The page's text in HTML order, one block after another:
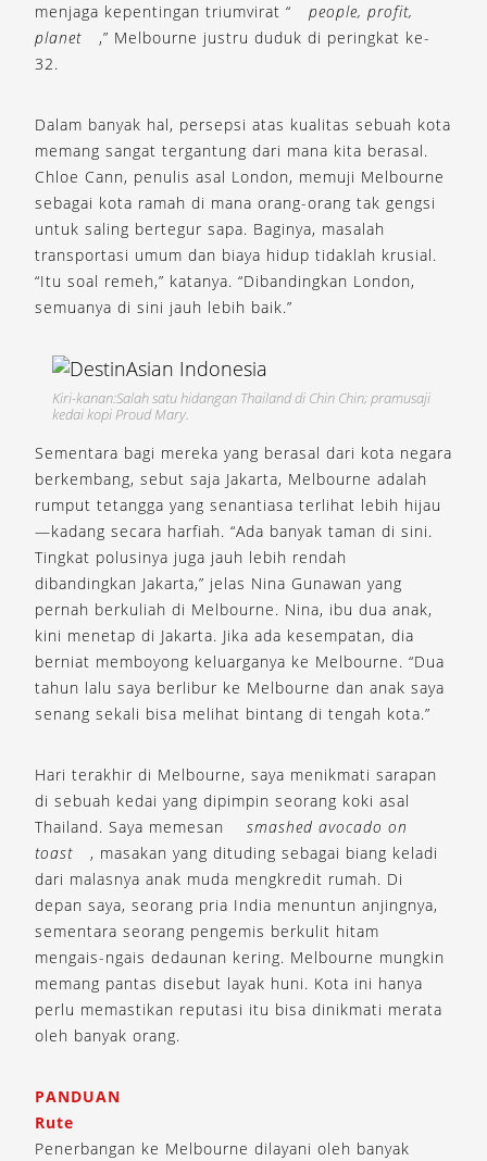
menjaga kepentingan triumvirat “
people, profit,
planet
,” Melbourne justru duduk di peringkat ke-
32.
Dalam banyak hal, persepsi atas kualitas sebuah kota
memang sangat tergantung dari mana kita berasal.
Chloe Cann, penulis asal London, memuji Melbourne
sebagai kota ramah di mana orang-orang tak gengsi
untuk saling bertegur sapa. Baginya, masalah
transportasi umum dan biaya hidup tidaklah krusial.
“Itu soal remeh,” katanya. “Dibandingkan London,
semuanya di sini jauh lebih baik.”
Kiri-kanan:Salah satu hidangan Thailand di Chin Chin; pramusaji
kedai kopi Proud Mary.
Sementara bagi mereka yang berasal dari kota negara
berkembang, sebut saja Jakarta, Melbourne adalah
rumput tetangga yang senantiasa terlihat lebih hijau
—kadang secara harfiah. “Ada banyak taman di sini.
Tingkat polusinya juga jauh lebih rendah
dibandingkan Jakarta,” jelas Nina Gunawan yang
pernah berkuliah di Melbourne. Nina, ibu dua anak,
kini menetap di Jakarta. Jika ada kesempatan, dia
berniat memboyong keluarganya ke Melbourne. “Dua
tahun lalu saya berlibur ke Melbourne dan anak saya
senang sekali bisa melihat bintang di tengah kota.”
Hari terakhir di Melbourne, saya menikmati sarapan
di sebuah kedai yang dipimpin seorang koki asal
Thailand. Saya memesan
smashed avocado on
toast
, masakan yang dituding sebagai biang keladi
dari malasnya anak muda mengkredit rumah. Di
depan saya, seorang pria India menuntun anjingnya,
sementara seorang pengemis berkulit hitam
mengais-ngais dedaunan kering. Melbourne mungkin
memang pantas disebut layak huni. Kota ini hanya
perlu memastikan reputasi itu bisa dinikmati merata
oleh banyak orang.
PANDUAN
Rute
Penerbangan ke Melbourne dilayani oleh banyak